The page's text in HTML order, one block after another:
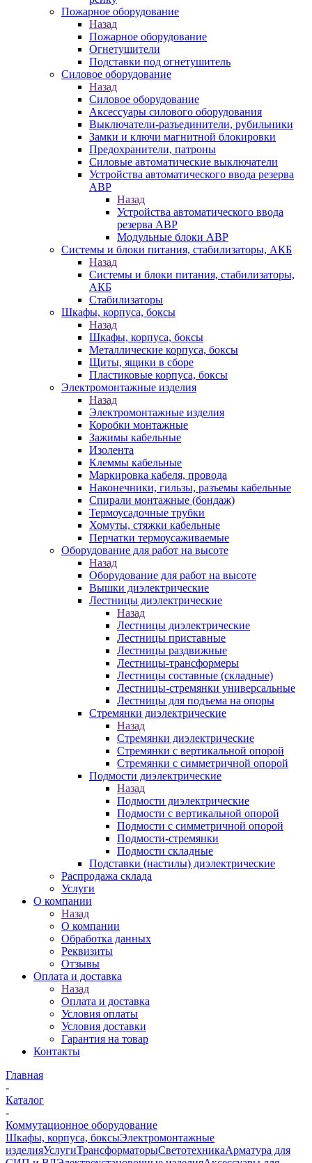
Пожарное оборудование
Назад
Пожарное оборудование
Огнетушители
Подставки под огнетушитель
Силовое оборудование
Назад
Силовое оборудование
Аксессуары силового оборудования
Выключатели-разъединители, рубильники
Замки и ключи магнитной блокировки
Предохранители, патроны
Силовые автоматические выключатели
Устройства автоматического ввода резерва
АВР
Назад
Устройства автоматического ввода
резерва АВР
Модульные блоки АВР
Системы и блоки питания, стабилизаторы, АКБ
Назад
Системы и блоки питания, стабилизаторы,
АКБ
Стабилизаторы
Шкафы, корпуса, боксы
Назад
Шкафы, корпуса, боксы
Металлические корпуса, боксы
Щиты, ящики в сборе
Пластиковые корпуса, боксы
Электромонтажные изделия
Назад
Электромонтажные изделия
Коробки монтажные
Зажимы кабельные
Изолента
Клеммы кабельные
Маркировка кабеля, провода
Наконечники, гильзы, разъемы кабельные
Спирали монтажные (бондаж)
Термоусадочные трубки
Хомуты, стяжки кабельные
Перчатки термоусаживаемые
Оборудование для работ на высоте
Назад
Оборудование для работ на высоте
Вышки диэлектрические
Лестницы диэлектрические
Назад
Лестницы диэлектрические
Лестницы приставные
Лестницы раздвижные
Лестницы-трансформеры
Лестницы составные (складные)
Лестницы-стремянки универсальные
Лестницы для подъема на опоры
Стремянки диэлектрические
Назад
Стремянки диэлектрические
Стремянки с вертикальной опорой
Стремянки с симметричной опорой
Подмости диэлектрические
Назад
Подмости диэлектрические
Подмости с вертикальной опорой
Подмости с симметричной опорой
Подмости-стремянки
Подмости складные
Подставки (настилы) диэлектрические
Распродажа склада
Услуги
О компании
Назад
О компании
Обработка данных
Реквизиты
Отзывы
Оплата и доставка
Назад
Оплата и доставка
Условия оплаты
Условия доставки
Гарантия на товар
Контакты
Главная
-
Каталог
-
Коммутационное оборудование
Шкафы, корпуса, боксыЭлектромонтажные
изделияУслугиТрансформаторыСветотехникаАрматура для